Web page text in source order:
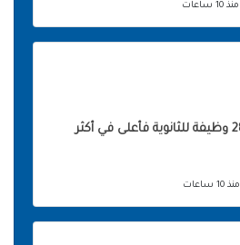
منذ 10 ساعات
شركة أكوا باور توفر 28 وظيفة للثانوية فأعلى في أكثر
منذ 10 ساعات